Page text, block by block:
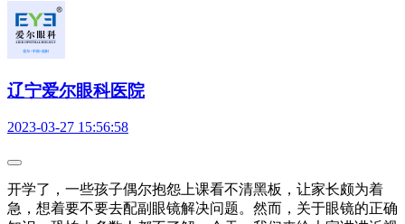
辽宁爱尔眼科医院
2023-03-27 15:56:58
开学了，一些孩子偶尔抱怨上课看不清黑板，让家长颇为着
急，想着要不要去配副眼镜解决问题。然而，关于眼镜的正确